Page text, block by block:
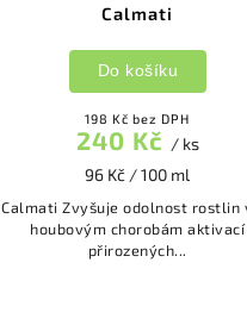
Calmati
198 Kč bez DPH
240 Kč / ks
96 Kč / 100 ml
Do košíku
Calmati Zvyšuje odolnost rostlin vůči
houbovým chorobám aktivací
přirozených...